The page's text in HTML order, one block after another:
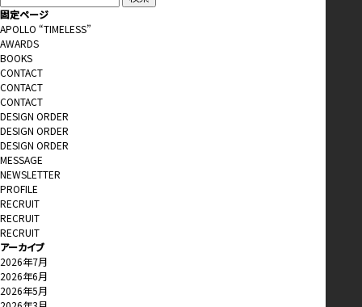
索:
固定ページ
APOLLO “TIMELESS”
AWARDS
BOOKS
CONTACT
CONTACT
CONTACT
DESIGN ORDER
DESIGN ORDER
DESIGN ORDER
MESSAGE
NEWSLETTER
PROFILE
RECRUIT
RECRUIT
RECRUIT
アーカイブ
2026年7月
2026年6月
2026年5月